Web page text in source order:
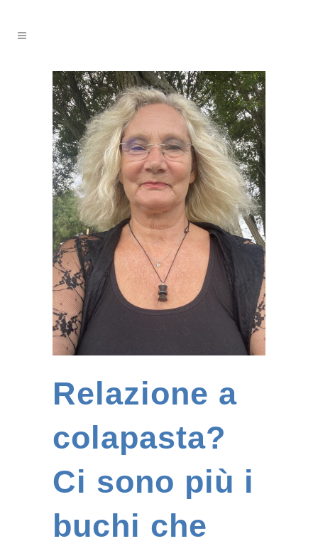
Relazione a
colapasta?
Ci sono più i
buchi che